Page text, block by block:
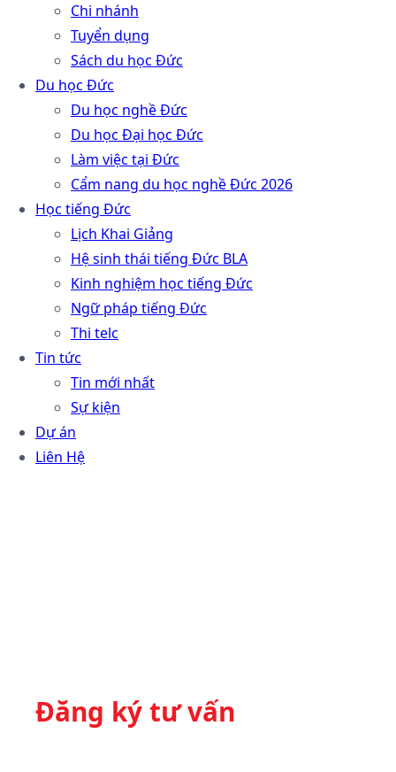
Chi nhánh
Tuyển dụng
Sách du học Đức
Du học Đức
Du học nghề Đức
Du học Đại học Đức
Làm việc tại Đức
Cẩm nang du học nghề Đức 2026
Học tiếng Đức
Lịch Khai Giảng
Hệ sinh thái tiếng Đức BLA
Kinh nghiệm học tiếng Đức
Ngữ pháp tiếng Đức
Thi telc
Tin tức
Tin mới nhất
Sự kiện
Dự án
Liên Hệ
Đăng ký tư vấn